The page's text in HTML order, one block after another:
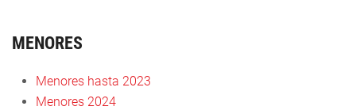
MENORES
Menores hasta 2023
Menores 2024